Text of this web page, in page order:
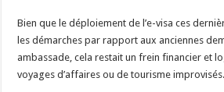
Bien que le déploiement de l’e-visa ces
les démarches par rapport aux anciennes
ambassade, cela restait un frein financier et
voyages d’affaires ou de tourisme improvisés.